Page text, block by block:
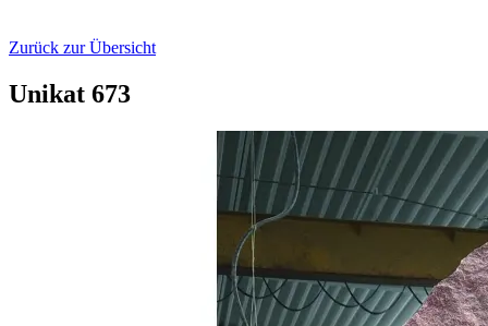
Zurück zur Übersicht
Unikat 673